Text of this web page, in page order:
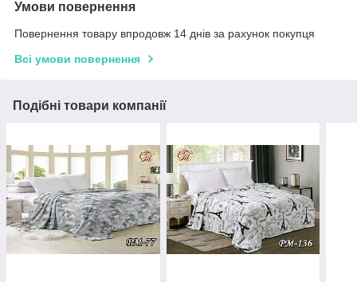
Умови повернення
Повернення товару впродовж 14 днів за рахунок покупця
Всі умови повернення
Подібні товари компанії